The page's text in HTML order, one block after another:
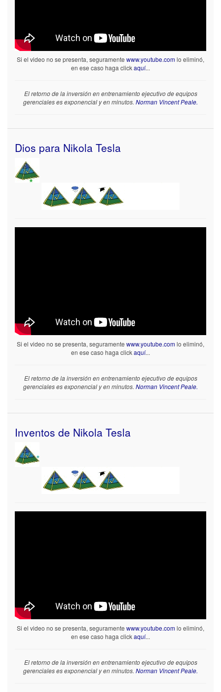
Si el video no se presenta, seguramente www.youtube.comlo eliminó,
en ese caso haga clickaquí...
El retorno de la inversión en entrenamiento ejecutivo de equipos
gerenciales es exponencial y en minutos. Norman Vincent Peale.
Dios para Nikola Tesla
Si el video no se presenta, seguramente www.youtube.comlo eliminó,
en ese caso haga clickaquí...
El retorno de la inversión en entrenamiento ejecutivo de equipos
gerenciales es exponencial y en minutos. Norman Vincent Peale.
Inventos de Nikola Tesla
Si el video no se presenta, seguramente www.youtube.comlo eliminó,
en ese caso haga clickaquí...
El retorno de la inversión en entrenamiento ejecutivo de equipos
gerenciales es exponencial y en minutos. Norman Vincent Peale.